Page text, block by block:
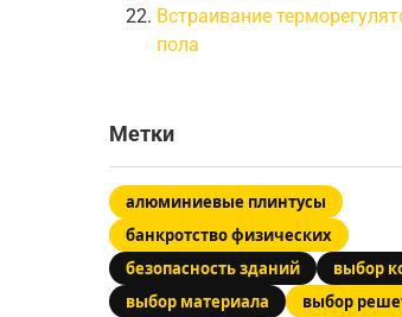
Встраивание
пола
Метки
алюминиевые плинтусы
банкротство физических
безопасность зданий
выбор
выбор материала
выбор